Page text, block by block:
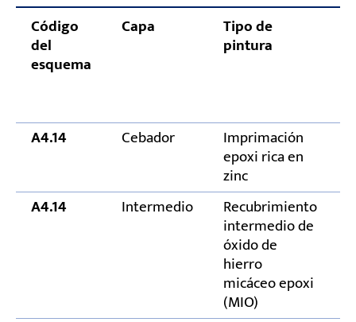
Código
del
esquema
Capa Tipo de
pintura
A4.14
Cebador Imprimación
epoxi rica en
zinc
A4.14 Intermedio Recubrimiento
intermedio de
óxido de
hierro
micáceo epoxi
(MIO)